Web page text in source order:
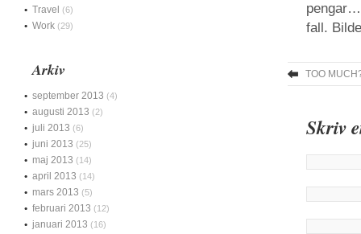
fall.
TOO
Skriv
Travel (6)
Work (29)
Arkiv
september 2013 (4)
augusti 2013 (2)
juli 2013 (6)
juni 2013 (25)
maj 2013 (14)
april 2013 (14)
mars 2013 (5)
februari 2013 (12)
januari 2013 (16)